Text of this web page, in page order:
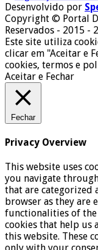
Desenvolvido por
Copyright © Portal
Reservados - 2015 -
Este site utiliza
clicar em "Aceitar e
cookies, termos e
Aceitar e Fechar
Fechar
Privacy Overview
This website uses
you navigate
that are categorized
browser as they are
functionalities of
cookies that help us
this website. These